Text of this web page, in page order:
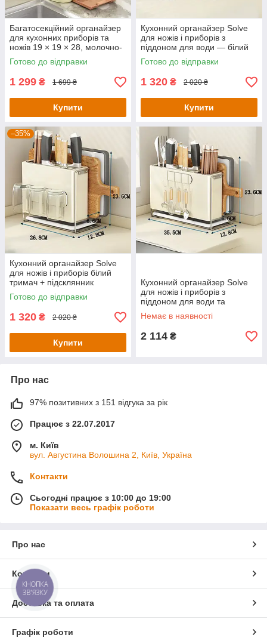
Багатосекційний органайзер
для кухонних приборів та
ножів 19 × 19 × 28, молочно-
білого кольору KT7007911
Готово до відправки
1 299 ₴ 1 699 ₴
Купити
Кухонний органайзер Solve
для ножів і приборів з
піддоном для води — білий
тримач для ножа + тримач
для кришки
Готово до відправки
1 320 ₴ 2 020 ₴
Купити
–35%
Кухонний органайзер Solve
для ножів і приборів білий
тримач + підсклянник
KT7007903
Готово до відправки
1 320 ₴ 2 020 ₴
Купити
Кухонний органайзер Solve
для ножів і приборів з
піддоном для води та
гачками для аксесуарів,
KT7007902
Немає в наявності
2 114 ₴
Про нас
97% позитивних з 151 відгука за рік
Працює з 22.07.2017
м. Київ
вул. Августина Волошина 2, Київ, Україна
Контакти
Сьогодні працює з 10:00 до 19:00
Показати весь графік роботи
Про нас
Контакти
Доставка та оплата
Графік роботи
КНОПКА
ЗВ'ЯЗКУ